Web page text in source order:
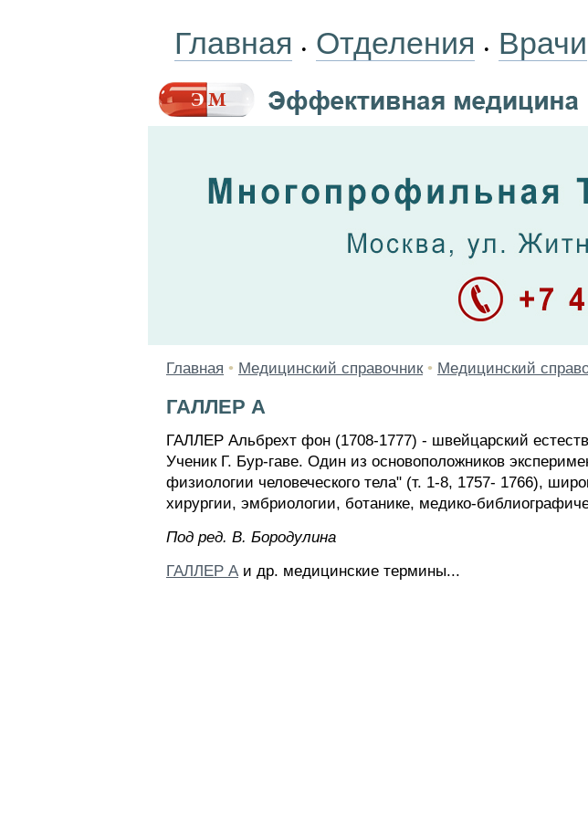
Главная • Отделения • Врачи
Главная • Медицинский справочник • Медицинский
ГАЛЛЕР А
ГАЛЛЕР Альбрехт фон (1708-1777) - швейцарский
Ученик Г. Бур-гаве. Один из основоположников
физиологии человеческого тела" (т. 1-8, 1757- 1766),
хирургии, эмбриологии, ботанике, медико-
Пoд peд. B. Бopoдyлинa
ГАЛЛЕР А и др. медицинские термины...